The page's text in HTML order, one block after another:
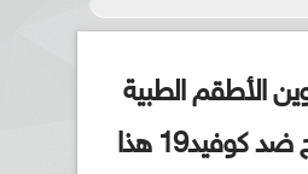
الأطقم الطبية
المعنية بالتلقيح ضد كوفيد19 هذا